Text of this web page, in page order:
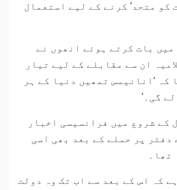
کو متحد‘ کرنے کے لیے استعمال
بات کرتے ہوئے انھوں نے
ان سے مقابلے کے لیے تیار
کہ ’انانیمس تمھیں دنیا کے ہر
گی۔‘
کے شروع میں فرانسیسی اخبار
دفتر پر حملے کے بعد بھی اسی
تھا۔
کہ اس کے بعد سے اب تک وہ دولت